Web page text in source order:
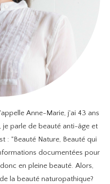
Anne-Marie, j'ai 43 ans
je parle de beauté anti-âge et
: "Beauté Nature, Beauté qui
documentées pour
en pleine beauté. Alors,
la beauté naturopathique?